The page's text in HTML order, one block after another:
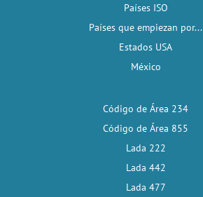
Países ISO
Países que empiezan por...
Estados USA
México
Código de Área 234
Código de Área 855
Lada 222
Lada 442
Lada 477